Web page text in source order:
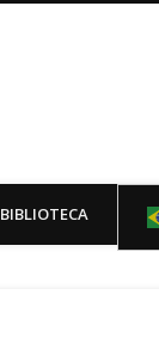
BIBLIOTECA